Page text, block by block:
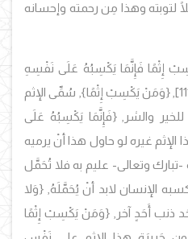
لتوبته وهذا مِن رحمته وإحسانه
إِثْمًا فَإِنَّمَا يَكْسِبُهُ عَلَى نَفْسِهِ
{وَمَنْ يَكْسِبْ إِثْمًا} , سُمِّى الإثم
والشر, {فَإِنَّمَا يَكْسِبُهُ عَلَى
الإثم غيره لو حاول هذا أنْ يرميه
-تبارك وتعالى- عليم به فلا تُحَمَّل
الإنسان لابد أنْ يُحَمَّلَهُ, {وَلا
ذنب أَحَدٍ آخر, {وَمَنْ يَكْسِبْ إِثْمًا